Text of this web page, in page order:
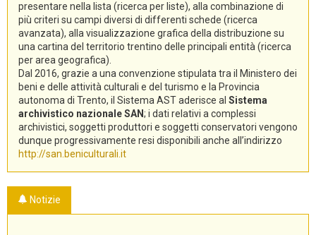
presentare nella lista (ricerca per liste), alla combinazione di
più criteri su campi diversi di differenti schede (ricerca
avanzata), alla visualizzazione grafica della distribuzione su
una cartina del territorio trentino delle principali entità (ricerca
per area geografica).
Dal 2016, grazie a una convenzione stipulata tra il Ministero dei
beni e delle attività culturali e del turismo e la Provincia
autonoma di Trento, il Sistema AST aderisce al Sistema
archivistico nazionale SAN; i dati relativi a complessi
archivistici, soggetti produttori e soggetti conservatori vengono
dunque progressivamente resi disponibili anche all’indirizzo
http://san.beniculturali.it
Notizie